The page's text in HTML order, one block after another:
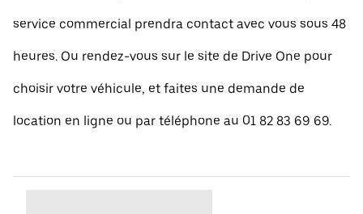
service commercial prendra contact avec vous sous 48
heures. Ou rendez-vous sur le site de Drive One pour
choisir votre véhicule, et faites une demande de
location en ligne ou par téléphone au 01 82 83 69 69.